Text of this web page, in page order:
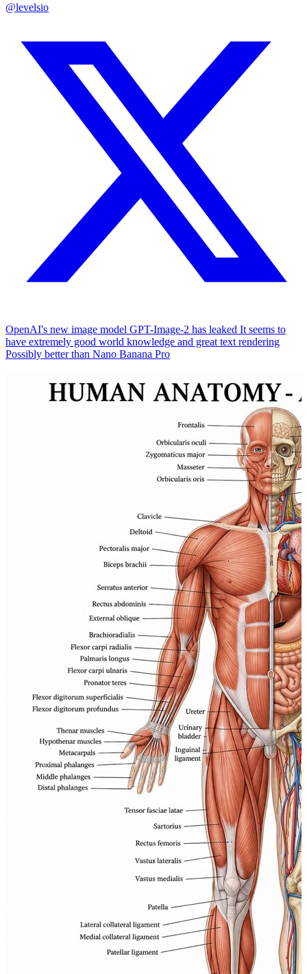
@levelsio
OpenAI's new image model GPT-Image-2 has leaked It seems to
have extremely good world knowledge and great text rendering
Possibly better than Nano Banana Pro